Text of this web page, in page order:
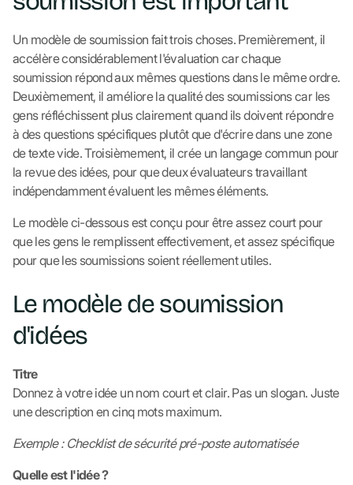
Un modèle de soumission fait trois choses. Premièrement, il
accélère considérablement l'évaluation car chaque
soumission répond aux mêmes questions dans le même ordre.
Deuxièmement, il améliore la qualité des soumissions car les
gens réfléchissent plus clairement quand ils doivent répondre
à des questions spécifiques plutôt que d'écrire dans une zone
de texte vide. Troisièmement, il crée un langage commun pour
la revue des idées, pour que deux évaluateurs travaillant
indépendamment évaluent les mêmes éléments.
Le modèle ci-dessous est conçu pour être assez court pour
que les gens le remplissent effectivement, et assez spécifique
pour que les soumissions soient réellement utiles.
Le modèle de soumission
d'idées
Titre
Donnez à votre idée un nom court et clair. Pas un slogan. Juste
une description en cinq mots maximum.
Exemple : Checklist de sécurité pré-poste automatisée
Quelle est l'idée ?